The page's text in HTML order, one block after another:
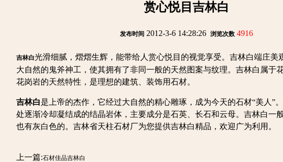
赏心悦目吉林白
发布时间 2012-3-6 14:28:26: 浏览次数: 4916
吉林白光滑细腻，熠熠生辉，能带给人赏心悦目的视觉享受。吉林白端庄美
大自然的鬼斧神工，使其拥有了非同一般的天然图案与纹理。吉林白属于
花岗岩的天然特性，是理想的建筑、装饰用石材。
吉林白是上帝的杰作，它经过大自然的精心雕琢，成为今天的石材“美人”
处逐渐冷却凝结成的结晶岩体，主要成分是石英、长石和云母。吉林白一
也有灰白色的。吉林省天柱石材厂为您提供吉林白精品，欢迎广为利用。
上一篇:石材佳品吉林白